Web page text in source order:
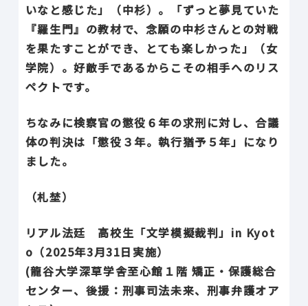
いなと感じた」（中杉）。「ずっと夢見ていた
『羅生門』の教材で、念願の中杉さんとの対戦
を果たすことができ、とても楽しかった」（女
学院）。好敵手であるからこその相手へのリス
ペクトです。
ちなみに検察官の懲役６年の求刑に対し、合議
体の判決は「懲役３年。執行猶予５年」になり
ました。
（札埜）
リアル法廷 高校生「文学模擬裁判」in Kyot
o（2025年3月31日実施）
(龍谷大学深草学舎至心館１階 矯正・保護総合
センター、後援：刑事司法未来、刑事弁護オア